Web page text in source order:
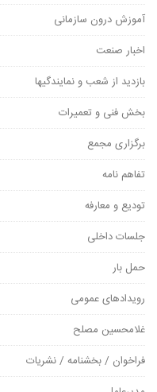
آموزش
آموزش درون سازمانی
اخبار صنعت
بازدید از شعب و نمایندگیها
بخش فنی و تعمیرات
برگزاری مجمع
تفاهم نامه
تودیع و معارفه
جلسات داخلی
حمل بار
رویدادهای عمومی
غلامحسین مصلح
فراخوان / بخشنامه / نشریات